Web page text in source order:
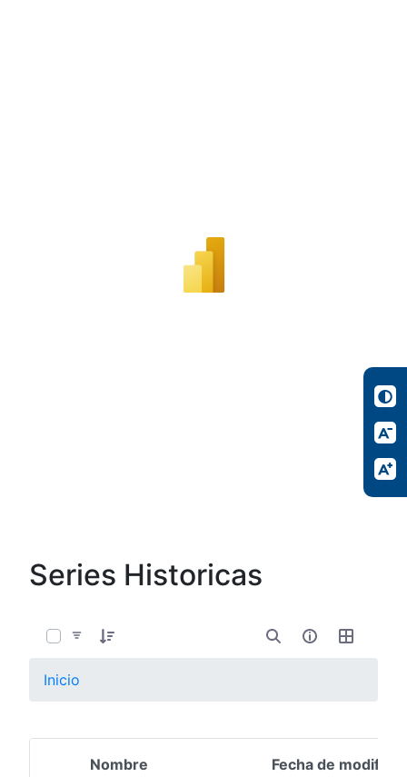
Series Historicas
Inicio
Nombre Fecha de